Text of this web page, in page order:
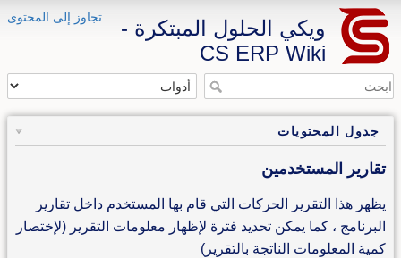
تجاوز إلى المحتوى
ويكي الحلول المبتكرة -
CS ERP Wiki
جدول المحتويات
تقارير المستخدمين
يظهر هذا التقرير الحركات التي قام بها المستخدم داخل تقارير
البرنامج ، كما يمكن تحديد فترة لإظهار معلومات التقرير (لإختصار
كمية المعلومات الناتجة بالتقرير)